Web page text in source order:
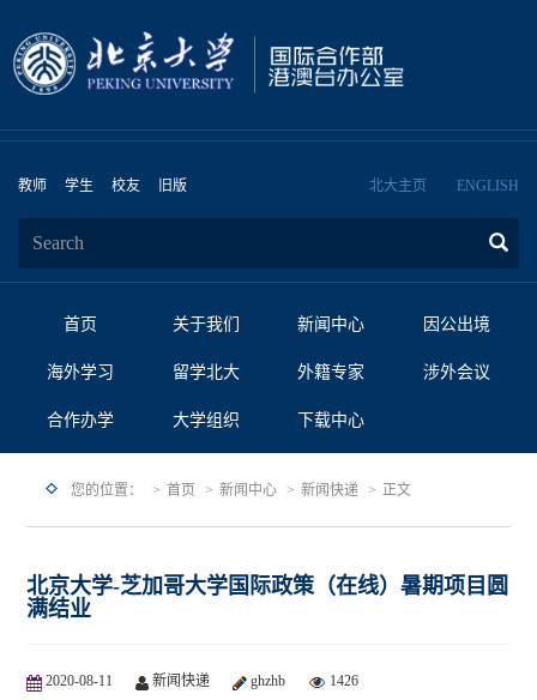
教师 学生 校友 旧版 北大主页 ENGLISH
首页 关于我们 新闻中心 因公出境
海外学习 留学北大 外籍专家 涉外会议
合作办学 大学组织 下载中心
您的位置： 首页 新闻中心 新闻快递 正文
北京大学-芝加哥大学国际政策（在线）暑期项目圆
满结业
2020-08-11 新闻快递 ghzhb 1426